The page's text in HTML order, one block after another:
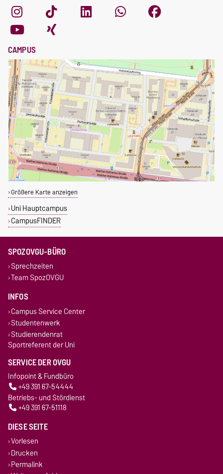
CAMPUS
Größere Karte anzeigen
Uni Hauptcampus
CampusFINDER
SPOZOVGU-BÜRO
Sprechzeiten
Team SpozOVGU
INFOS
Campus Service Center
Studentenwerk
Studierendenrat
Sportreferent der Uni
SERVICE DER OVGU
Infopoint & Fundbüro
+49 391 67-54444
Betriebs- und Stördienst
+49 391 67-51118
DIESE SEITE
Vorlesen
Drucken
Permalink